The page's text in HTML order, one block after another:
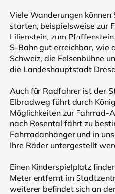
Viele Wanderungen können
starten, beispielsweise zur
Lilienstein, zum
S-Bahn gut erreichbar, wie
Schweiz, die Felsenbühne
die Landeshauptstadt
Auch für Radfahrer ist der
Elbradweg führt durch
Möglichkeiten zur Fahrrad-
nach Rosental fährt zu
Fahrradanhänger und in
Ihre Räder untergestellt
Einen Kinderspielplatz
Meter entfernt im
weiterer befindet sich an